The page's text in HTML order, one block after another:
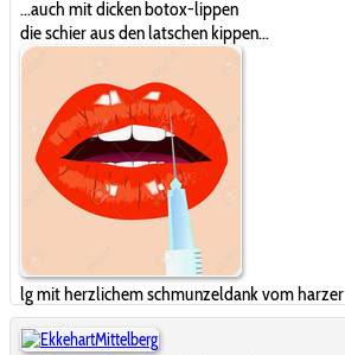
...auch mit dicken botox-lippen
die schier aus den latschen kippen...
lg mit herzlichem schmunzeldank vom harzer